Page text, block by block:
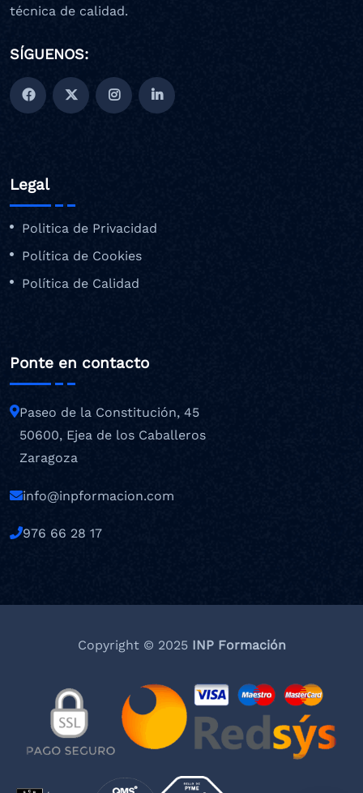
técnica de calidad.
SÍGUENOS:
Legal
Politica de Privacidad
Política de Cookies
Política de Calidad
Ponte en contacto
Paseo de la Constitución, 45
50600, Ejea de los Caballeros
Zaragoza
info@inpformacion.com
976 66 28 17
Copyright © 2025INP Formación